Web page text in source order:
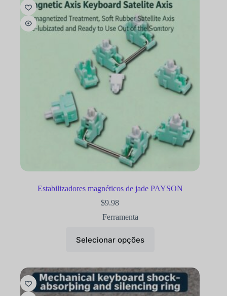
Estabilizadores magnéticos de jade PAYSON
$9.98
Ferramenta
Selecionar opções